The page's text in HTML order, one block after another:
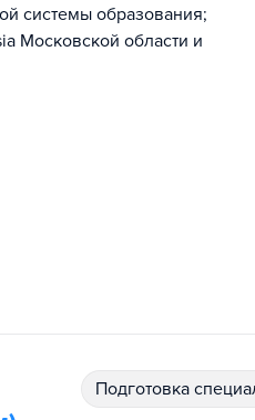
системы образования;
Московской области и
подготовка